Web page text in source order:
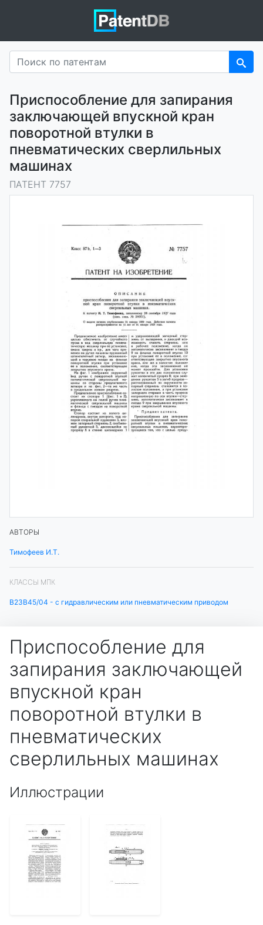
Приспособление для запирания
заключающей впускной кран
поворотной втулки в
пневматических сверлильных
машинах
ПАТЕНТ 7757
АВТОРЫ
Тимофеев И.Т.
КЛАССЫ МПК
B23B45/04 - с гидравлическим или пневматическим приводом
Приспособление для
запирания заключающей
впускной кран
поворотной втулки в
пневматических
сверлильных машинах
Иллюстрации